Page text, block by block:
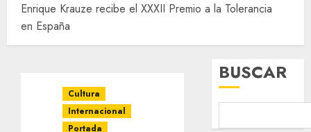
Enrique Krauze recibe el XXXII Premio a la Tolerancia
en España
Cultura
Internacional
Portada
BUSCAR